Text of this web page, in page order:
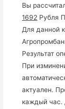
Вы
1692 Рубля
Для данной
Результат
При
актуален.
каждый час.